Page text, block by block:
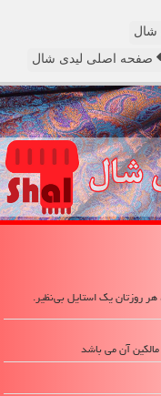
شال
صفحه اصلی لیدی شال
هر روزتان یک استایل بی‌نظیر.